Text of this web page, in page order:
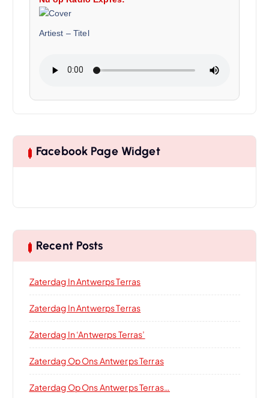
Artiest – Titel
Facebook Page Widget
Recent Posts
Zaterdag In Antwerps Terras
Zaterdag In Antwerps Terras
Zaterdag In ‘Antwerps Terras’
Zaterdag Op Ons Antwerps Terras
Zaterdag Op Ons Antwerps Terras…